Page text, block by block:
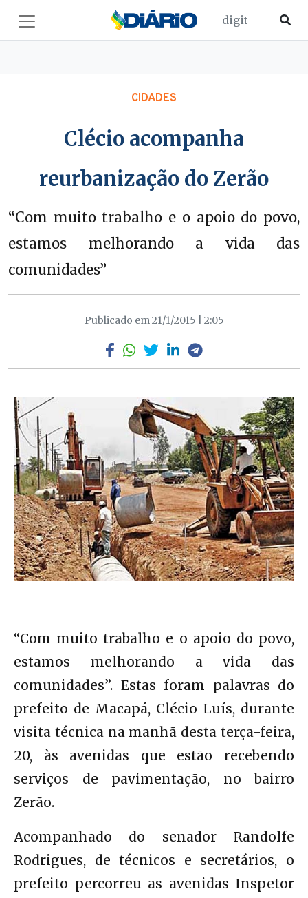
CIDADES
Clécio acompanha
reurbanização do Zerão
“Com muito trabalho e o apoio do povo,
estamos melhorando a vida das
comunidades”
Publicado em 21/1/2015 | 2:05
“Com muito trabalho e o apoio do povo,
estamos melhorando a vida das
comunidades”. Estas foram palavras do
prefeito de Macapá, Clécio Luís, durante
visita técnica na manhã desta terça-feira,
20, às avenidas que estão recebendo
serviços de pavimentação, no bairro
Zerão.
Acompanhado do senador Randolfe
Rodrigues, de técnicos e secretários, o
prefeito percorreu as avenidas Inspetor